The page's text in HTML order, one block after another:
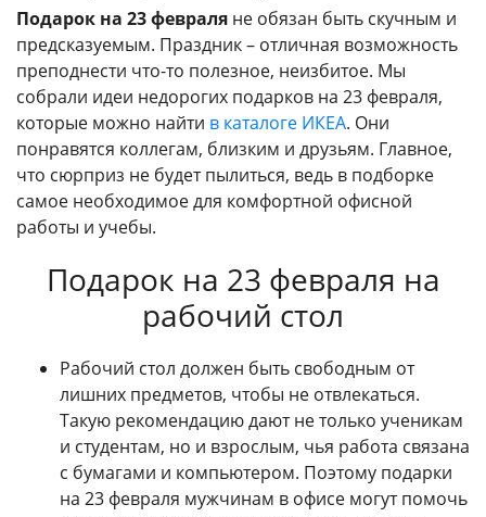
Подарок на 23 февраля не обязан быть скучным и
предсказуемым. Праздник – отличная возможность
преподнести что-то полезное, неизбитое. Мы
собрали идеи недорогих подарков на 23 февраля,
которые можно найти в каталоге ИКЕА. Они
понравятся коллегам, близким и друзьям. Главное,
что сюрприз не будет пылиться, ведь в подборке
самое необходимое для комфортной офисной
работы и учебы.
Подарок на 23 февраля на
рабочий стол
Рабочий стол должен быть свободным от
лишних предметов, чтобы не отвлекаться.
Такую рекомендацию дают не только ученикам
и студентам, но и взрослым, чья работа связана
с бумагами и компьютером. Поэтому подарки
на 23 февраля мужчинам в офисе могут помочь